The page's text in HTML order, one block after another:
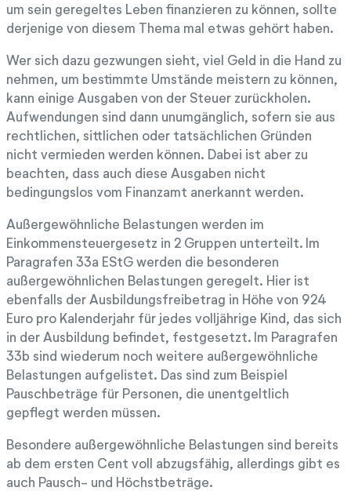
um sein geregeltes Leben finanzieren zu können, sollte
derjenige von diesem Thema mal etwas gehört haben.
Wer sich dazu gezwungen sieht, viel Geld in die Hand zu
nehmen, um bestimmte Umstände meistern zu können,
kann einige Ausgaben von der Steuer zurückholen.
Aufwendungen sind dann unumgänglich, sofern sie aus
rechtlichen, sittlichen oder tatsächlichen Gründen
nicht vermieden werden können. Dabei ist aber zu
beachten, dass auch diese Ausgaben nicht
bedingungslos vom Finanzamt anerkannt werden.
Außergewöhnliche Belastungen werden im
Einkommensteuergesetz in 2 Gruppen unterteilt. Im
Paragrafen 33a EStG werden die besonderen
außergewöhnlichen Belastungen geregelt. Hier ist
ebenfalls der Ausbildungsfreibetrag in Höhe von 924
Euro pro Kalenderjahr für jedes volljährige Kind, das sich
in der Ausbildung befindet, festgesetzt. Im Paragrafen
33b sind wiederum noch weitere außergewöhnliche
Belastungen aufgelistet. Das sind zum Beispiel
Pauschbeträge für Personen, die unentgeltlich
gepflegt werden müssen.
Besondere außergewöhnliche Belastungen sind bereits
ab dem ersten Cent voll abzugsfähig, allerdings gibt es
auch Pausch- und Höchstbeträge.